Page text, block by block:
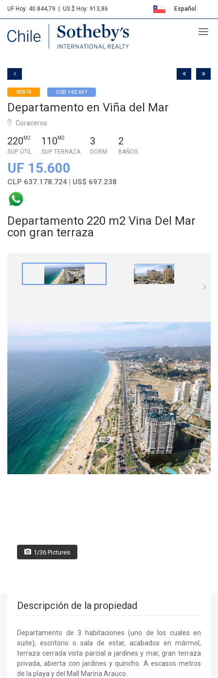
UF Hoy: 40.844,79 US $ Hoy: 913,86 Español
Sotheby's
VENTA COD: 162.697
Departamento en Viña del Mar
Coraceros
220 M2
SUP. ÚTIL
110 M2
SUP. TERRAZA
3
DORM.
2
BAÑOS
UF 15.600
CLP 637.178.724 | US$ 697.238
Departamento 220 m2 Vina Del Mar
con gran terraza
1/36 Pictures
Descripción de la propiedad
Departamento de 3 habitaciones (uno de los cuales en
suite), escritorio o sala de estar, acabados en mármol,
terraza cerrada vista parcial a jardines y mar, gran terraza
privada, abierta con jardines y quincho. A escasos metros
de la playa y del Mall Marina Arauco.